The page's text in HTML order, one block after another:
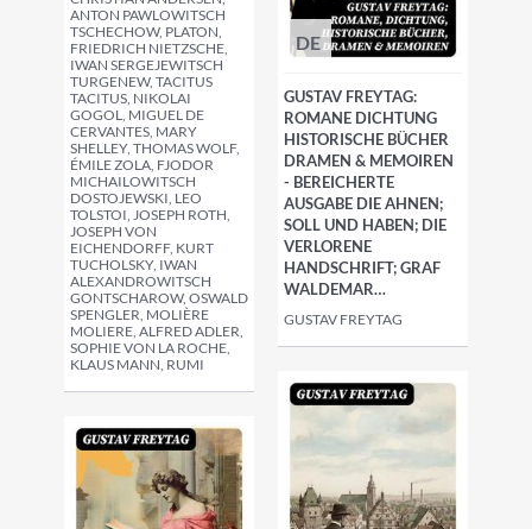
ANTON PAWLOWITSCH
TSCHECHOW, PLATON,
FRIEDRICH NIETZSCHE,
IWAN SERGEJEWITSCH
TURGENEW, TACITUS
TACITUS, NIKOLAI
GOGOL, MIGUEL DE
CERVANTES, MARY
SHELLEY, THOMAS WOLF,
ÉMILE ZOLA, FJODOR
MICHAILOWITSCH
DOSTOJEWSKI, LEO
TOLSTOI, JOSEPH ROTH,
JOSEPH VON
EICHENDORFF, KURT
TUCHOLSKY, IWAN
ALEXANDROWITSCH
GONTSCHAROW, OSWALD
SPENGLER, MOLIÈRE
MOLIERE, ALFRED ADLER,
SOPHIE VON LA ROCHE,
KLAUS MANN, RUMI
DE
GUSTAV FREYTAG:
ROMANE DICHTUNG
HISTORISCHE BÜCHER
DRAMEN & MEMOIREN
- BEREICHERTE
AUSGABE DIE AHNEN;
SOLL UND HABEN; DIE
VERLORENE
HANDSCHRIFT; GRAF
WALDEMAR…
GUSTAV FREYTAG